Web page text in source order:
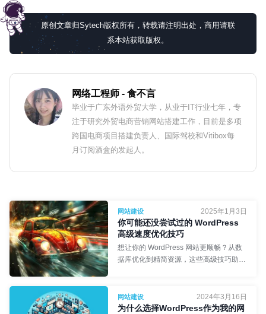
原创文章归Sytech版权所有，转载请注明出处，商用请联
系本站获取版权。
网络工程师 - 食不言
毕业于广东外语外贸大学，从业于IT行业七年，专
注于研究外贸电商营销网站搭建工作，目前是多项
跨国电商项目搭建负责人、国际驾校和Vitibox每
月订阅酒盒的发起人。
2025年1月3日
网站建设
你可能还没尝试过的 WordPress
高级速度优化技巧
想让你的 WordPress 网站更顺畅？从数
据库优化到精简资源，这些高级技巧助你
2024年3月16日
网站建设
为什么选择WordPress作为我的网